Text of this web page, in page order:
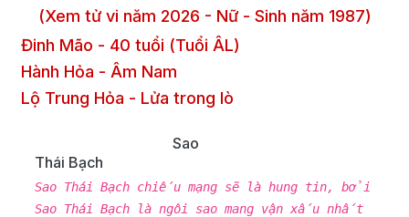
(Xem tử vi năm 2026 - Nữ - Sinh năm 1987)
Đinh Mão - 40 tuổi (Tuổi ÂL)
Hành Hỏa - Âm Nam
Lộ Trung Hỏa - Lửa trong lò
Sao
Thái Bạch
Sao Thái Bạch chiếu mạng sẽ là hung tin, bởi
Sao Thái Bạch là ngôi sao mang vận xấu nhất